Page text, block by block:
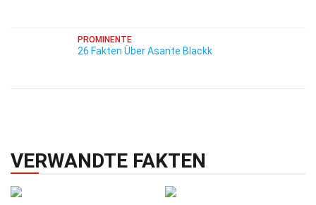
PROMINENTE
26 Fakten Über Asante Blackk
VERWANDTE FAKTEN